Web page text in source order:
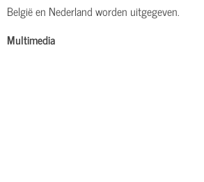
België en Nederland worden uitgegeven.
Multimedia